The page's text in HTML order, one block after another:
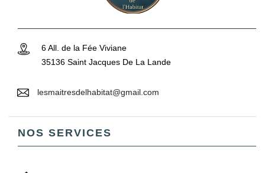
6 All. de la Fée Viviane
35136 Saint Jacques De La Lande
lesmaitresdelhabitat@gmail.com
NOS SERVICES